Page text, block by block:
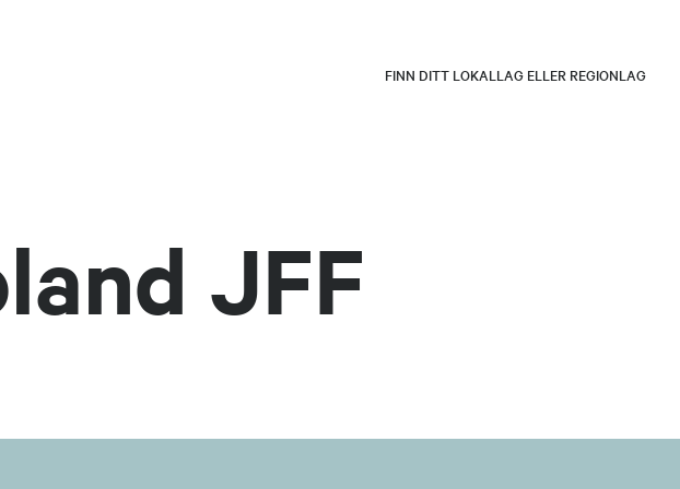
FINN DITT LOKALLAG ELLER REGIONLAG
JFF